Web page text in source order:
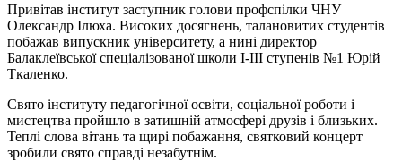
Привітав інститут заступник голови профспілки ЧНУ
Олександр Ілюха. Високих досягнень, талановитих студентів
побажав випускник університету, а нині директор
Балаклеївської спеціалізованої школи І-ІІІ ступенів №1 Юрій
Ткаленко.
Свято інституту педагогічної освіти, соціальної роботи і
мистецтва пройшло в затишній атмосфері друзів і близьких.
Теплі слова вітань та щирі побажання, святковий концерт
зробили свято справді незабутнім.